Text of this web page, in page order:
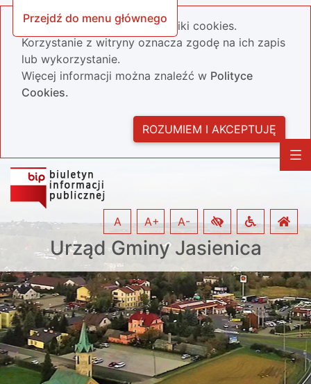
Przejdź do menu głównego
Nasza strona wykorzystuje pliki cookies.
Korzystanie z witryny oznacza zgodę na ich zapis
lub wykorzystanie.
Więcej informacji można znaleźć w Polityce
Cookies.
ROZUMIEM I AKCEPTUJĘ
Urząd Gminy Jasienica
A A+ A-